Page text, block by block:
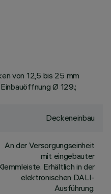
von 12,5 bis 25 mm
Ø 129.;
Deckeneinbau
An der Versorgungseinheit
mit eingebauter
Erhältlich in der
elektronischen DALI-
Ausführung.